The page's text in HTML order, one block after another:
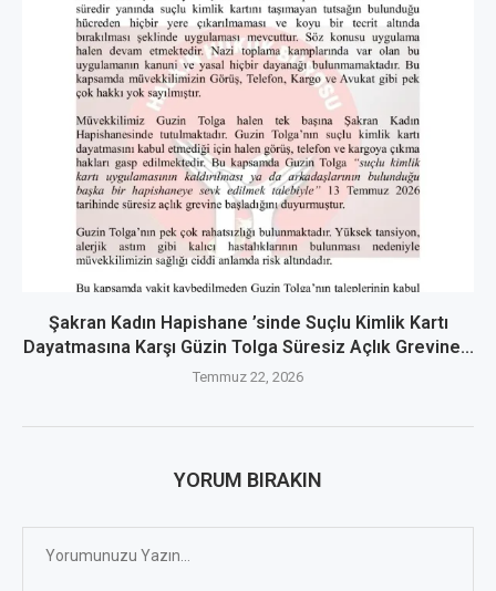
Şakran Kadın Hapishane ’sinde Suçlu Kimlik Kartı
Dayatmasına Karşı Güzin Tolga Süresiz Açlık Grevine...
Temmuz 22, 2026
YORUM BIRAKIN